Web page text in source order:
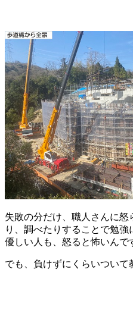
失敗の分だけ、職人さんに
り、調べたりすることで勉
優しい人も、怒ると怖いんで
でも、負けずにくらいついて